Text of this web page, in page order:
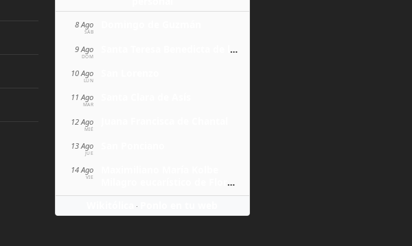
8 Ago
SÁB
9 Ago
DOM
Santa Teresa Benedicta de la Cruz
10 Ago
LUN
11 Ago
MAR
12 Ago
MIÉ
13 Ago
JUE
14 Ago
VIE Milagro eucarístico de Florencia
·